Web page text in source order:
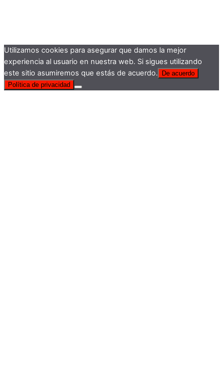
Utilizamos cookies para asegurar que damos la mejor
experiencia al usuario en nuestra web. Si sigues utilizando
este sitio asumiremos que estás de acuerdo.
De acuerdo
Política de privacidad